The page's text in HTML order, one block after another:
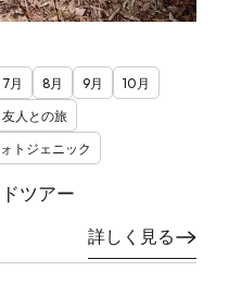
7月 8月 9月
10月
友人との旅
トジェニック
ツアー
詳しく見る